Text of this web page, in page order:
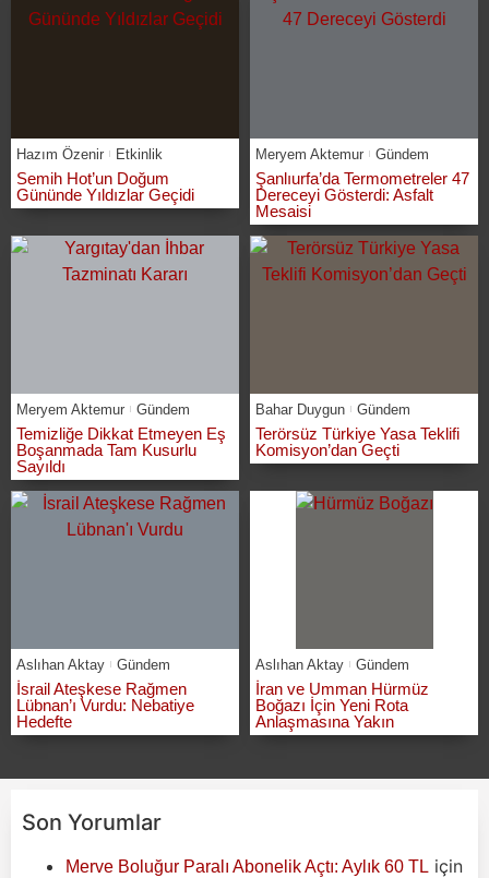
Hazım Özenir Etkinlik
Semih Hot’un Doğum
Gününde Yıldızlar Geçidi
Meryem Aktemur Gündem
Şanlıurfa’da Termometreler 47
Dereceyi Gösterdi: Asfalt
Mesaisi
Meryem Aktemur Gündem
Temizliğe Dikkat Etmeyen Eş
Boşanmada Tam Kusurlu
Sayıldı
Bahar Duygun Gündem
Terörsüz Türkiye Yasa Teklifi
Komisyon’dan Geçti
Aslıhan Aktay Gündem
İsrail Ateşkese Rağmen
Lübnan’ı Vurdu: Nebatiye
Hedefte
Aslıhan Aktay Gündem
İran ve Umman Hürmüz
Boğazı İçin Yeni Rota
Anlaşmasına Yakın
Son Yorumlar
Merve Boluğur Paralı Abonelik Açtı: Aylık 60 TL için